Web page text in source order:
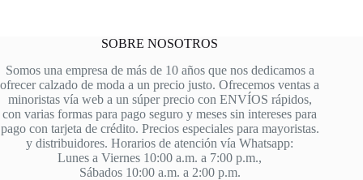
SOBRE NOSOTROS
Somos una empresa de más de 10 años que nos dedicamos a
ofrecer calzado de moda a un precio justo. Ofrecemos ventas a
minoristas vía web a un súper precio con ENVÍOS rápidos,
con varias formas para pago seguro y meses sin intereses para
pago con tarjeta de crédito. Precios especiales para mayoristas.
y distribuidores. Horarios de atención vía Whatsapp:
Lunes a Viernes 10:00 a.m. a 7:00 p.m.,
Sábados 10:00 a.m. a 2:00 p.m.